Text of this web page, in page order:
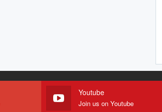
Youtube
Join us on Youtube